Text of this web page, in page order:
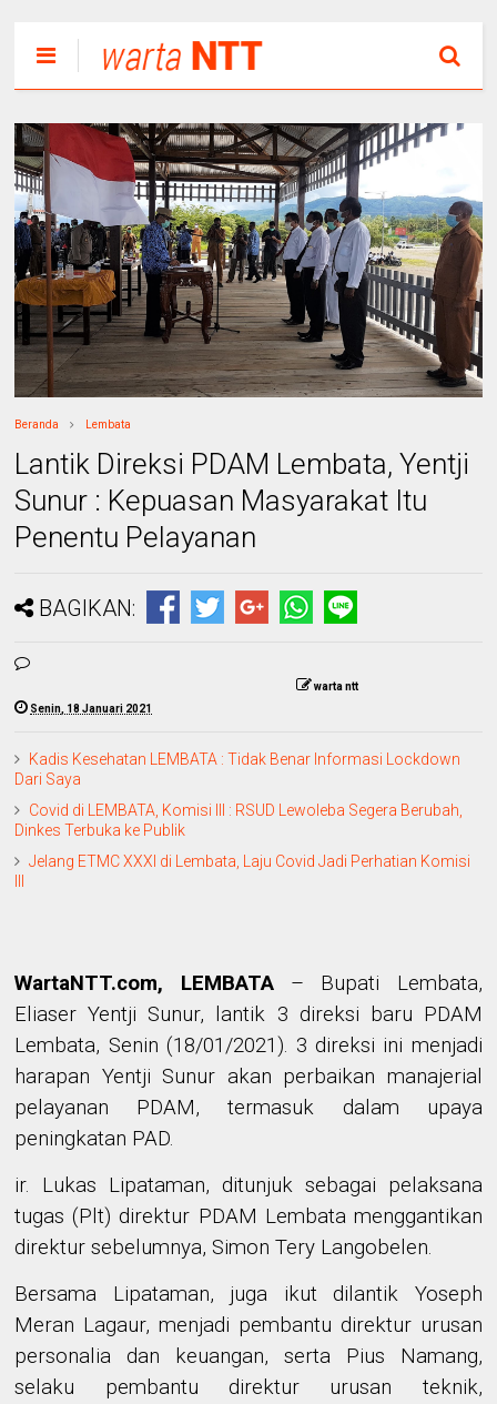
Beranda Lembata
Lantik Direksi PDAM Lembata, Yentji
Sunur : Kepuasan Masyarakat Itu
Penentu Pelayanan
BAGIKAN:
warta ntt
Senin, 18 Januari 2021
Kadis Kesehatan LEMBATA : Tidak Benar Informasi Lockdown
Dari Saya
Covid di LEMBATA, Komisi III : RSUD Lewoleba Segera Berubah,
Dinkes Terbuka ke Publik
Jelang ETMC XXXI di Lembata, Laju Covid Jadi Perhatian Komisi
WartaNTT.com, LEMBATA– Bupati Lembata,
Eliaser Yentji Sunur, lantik 3 direksi baru PDAM
Lembata, Senin (18/01/2021). 3 direksi ini menjadi
harapan Yentji Sunur akan perbaikan manajerial
pelayanan PDAM, termasuk dalam upaya
peningkatan PAD.
ir. Lukas Lipataman, ditunjuk sebagai pelaksana
tugas (Plt) direktur PDAM Lembata menggantikan
direktur sebelumnya, Simon Tery Langobelen.
Bersama Lipataman, juga ikut dilantik Yoseph
Meran Lagaur, menjadi pembantu direktur urusan
personalia dan keuangan, serta Pius Namang,
selaku pembantu direktur urusan teknik,